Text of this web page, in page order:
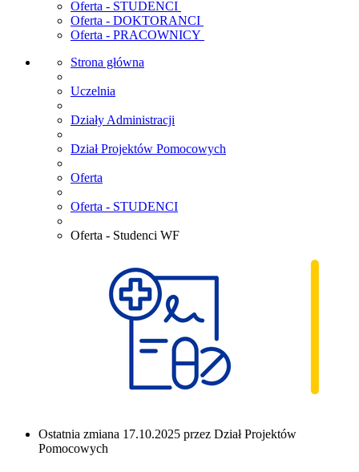
Oferta - STUDENCI
Oferta - DOKTORANCI
Oferta - PRACOWNICY
Strona główna
Uczelnia
Działy Administracji
Dział Projektów Pomocowych
Oferta
Oferta - STUDENCI
Oferta - Studenci WF
Ostatnia zmiana 17.10.2025 przez Dział Projektów
Pomocowych